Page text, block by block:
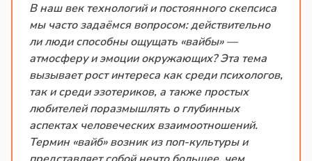
В наш век технологий и постоянного скепсиса
мы часто задаёмся вопросом: действительно
ли люди способны ощущать «вайбы» —
атмосферу и эмоции окружающих? Эта тема
вызывает рост интереса как среди психологов,
так и среди эзотериков, а также простых
любителей поразмышлять о глубинных
аспектах человеческих взаимоотношений.
Термин «вайб» возник из поп-культуры и